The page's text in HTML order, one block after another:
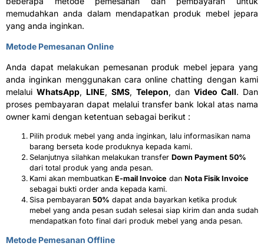
memudahkan anda dalam mendapatkan produk mebel jepara
yang anda inginkan.
Metode Pemesanan Online
Anda dapat melakukan pemesanan produk mebel jepara yang
anda inginkan menggunakan cara online chatting dengan kami
melalui WhatsApp, LINE, SMS, Telepon, dan Video Call. Dan
proses pembayaran dapat melalui transfer bank lokal atas nama
owner kami dengan ketentuan sebagai berikut :
Pilih produk mebel yang anda inginkan, lalu informasikan nama
barang berseta kode produknya kepada kami.
Selanjutnya silahkan melakukan transfer Down Payment 50%
dari total produk yang anda pesan.
Kami akan membuatkan E-mail Invoice dan Nota Fisik Invoice
sebagai bukti order anda kepada kami.
Sisa pembayaran 50% dapat anda bayarkan ketika produk
mebel yang anda pesan sudah selesai siap kirim dan anda sudah
mendapatkan foto final dari produk mebel yang anda pesan.
Metode Pemesanan Offline